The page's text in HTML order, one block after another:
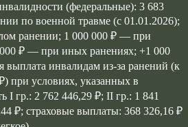
(федеральные): 3 683
по военной травме (с 01.01.2026);
ранении; 1 000 000 ₽ — при
₽ — при иных ранениях; +1 000
инвалидам из‑за ранений (к
при условиях, указанных в
I гр.: 2 762 446,29 ₽; II гр.: 1 841
₽; страховые выплаты: 368 326,16 ₽